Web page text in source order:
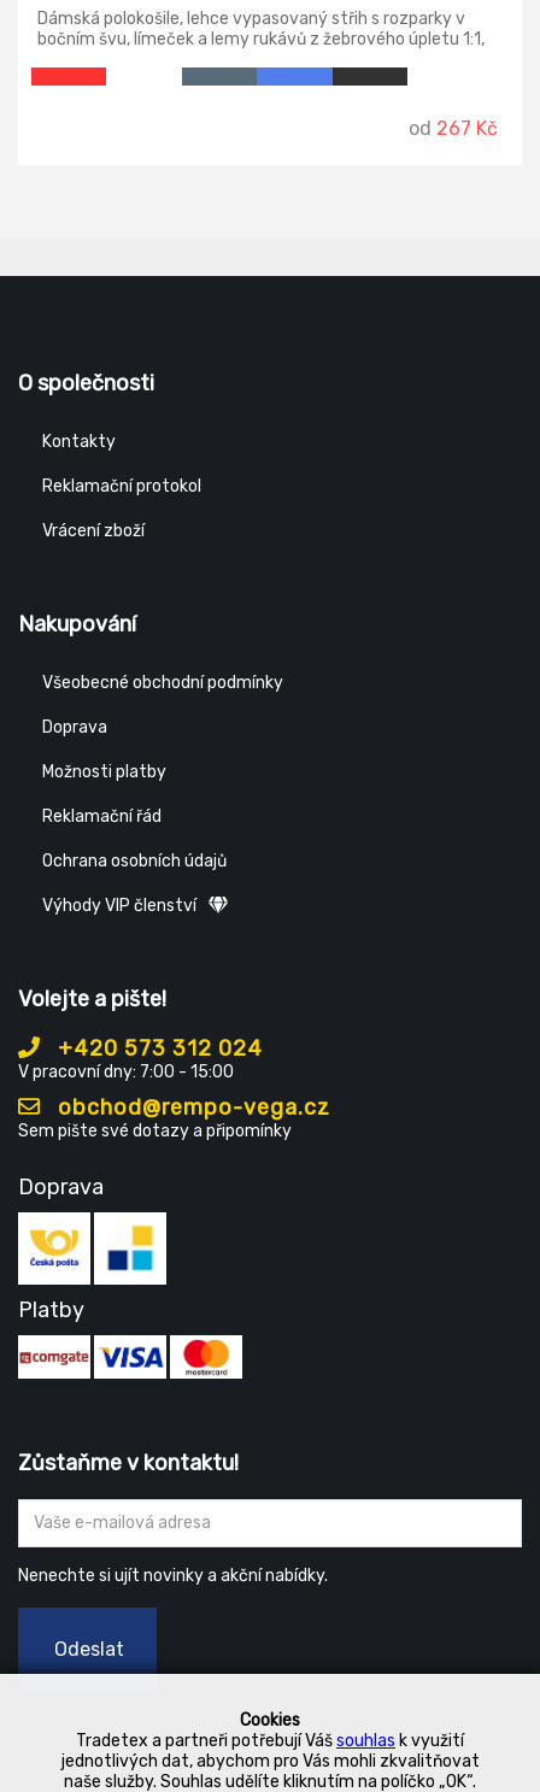
Cookies
Tradetex a partneři potřebují Vášsouhlas k využití
jednotlivých dat, abychom pro Vás mohli zkvalitňovat
naše služby. Souhlas udělíte kliknutím na políčko „OK“.
Dámská polokošile, lehce vypasovaný střih s rozparky v
bočním švu, límeček a lemy rukávů z žebrového úpletu 1:1,
od 267 Kč
O společnosti
Kontakty
Reklamační protokol
Vrácení zboží
Nakupování
Všeobecné obchodní podmínky
Doprava
Možnosti platby
Reklamační řád
Ochrana osobních údajů
Výhody VIP členství
Volejte a pište!
+420 573 312 024
V pracovní dny: 7:00 - 15:00
obchod@rempo-vega.cz
Sem pište své dotazy a připomínky
Doprava
Platby
Zůstaňme v kontaktu!
Nenechte si ujít novinky a akční nabídky.
Odeslat